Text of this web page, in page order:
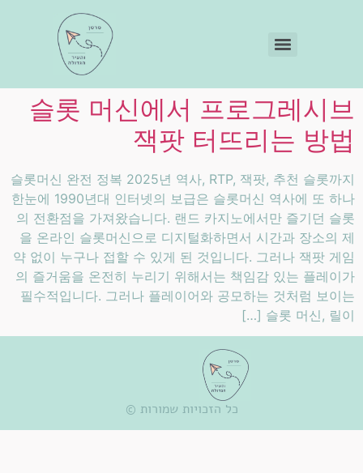
슬롯 머신에서 프로그레시브
잭팟 터뜨리는 방법
슬롯머신 완전 정복 2025년 역사, RTP, 잭팟, 추천 슬롯까지
한눈에 1990년대 인터넷의 보급은 슬롯머신 역사에 또 하나
의 전환점을 가져왔습니다. 랜드 카지노에서만 즐기던 슬롯
을 온라인 슬롯머신으로 디지털화하면서 시간과 장소의 제
약 없이 누구나 접할 수 있게 된 것입니다. 그러나 잭팟 게임
의 즐거움을 온전히 누리기 위해서는 책임감 있는 플레이가
필수적입니다. 그러나 플레이어와 공모하는 것처럼 보이는
슬롯 머신, 릴이 […]
כל הזכויות שמורות ©